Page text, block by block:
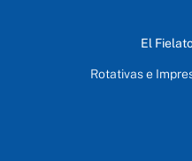
El
Rotativas e